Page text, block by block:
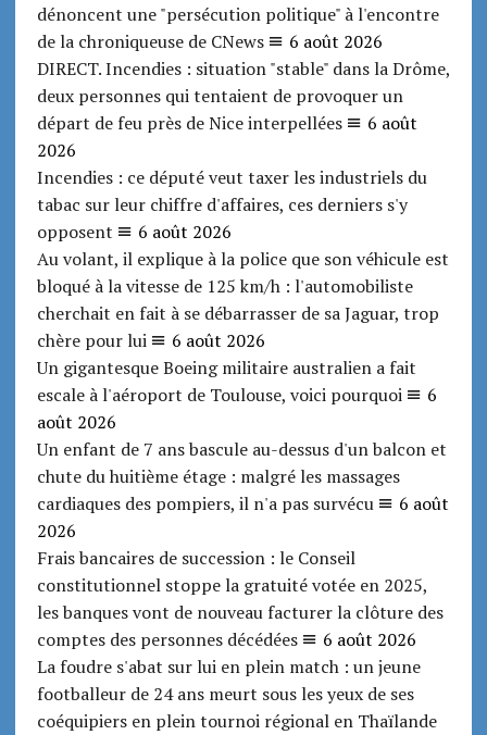
dénoncent une "persécution politique" à l'encontre
de la chroniqueuse de CNews
6 août 2026
DIRECT. Incendies : situation "stable" dans la Drôme,
deux personnes qui tentaient de provoquer un
départ de feu près de Nice interpellées
6 août
2026
Incendies : ce député veut taxer les industriels du
tabac sur leur chiffre d'affaires, ces derniers s'y
opposent
6 août 2026
Au volant, il explique à la police que son véhicule est
bloqué à la vitesse de 125 km/h : l'automobiliste
cherchait en fait à se débarrasser de sa Jaguar, trop
chère pour lui
6 août 2026
Un gigantesque Boeing militaire australien a fait
escale à l'aéroport de Toulouse, voici pourquoi
6
août 2026
Un enfant de 7 ans bascule au-dessus d'un balcon et
chute du huitième étage : malgré les massages
cardiaques des pompiers, il n'a pas survécu
6 août
2026
Frais bancaires de succession : le Conseil
constitutionnel stoppe la gratuité votée en 2025,
les banques vont de nouveau facturer la clôture des
comptes des personnes décédées
6 août 2026
La foudre s'abat sur lui en plein match : un jeune
footballeur de 24 ans meurt sous les yeux de ses
coéquipiers en plein tournoi régional en Thaïlande